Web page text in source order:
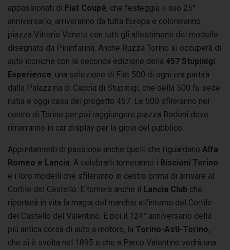
appassionati di Fiat Coupé, che festeggia il suo 25°
anniversario, arriveranno da tutta Europa e coloreranno
piazza Vittorio Veneto con tutti gli allestimenti del modello
disegnato da Pininfarina. Anche Ruzza Torino si occuperà di
auto iconiche con la seconda edizione della 457 Stupinigi
Experience: una selezione di Fiat 500 di ogni era partirà
dalla Palazzina di Caccia di Stupinigi, che della 500 fu sede
natia e oggi casa del progetto 457. Le 500 sfileranno nel
centro di Torino per poi raggiungere piazza Bodoni dove
rimarranno in car display per la gioia del pubblico.
Appuntamenti di passione anche quelli che riguardano Alfa
Romeo e Lancia . A celebrarli torneranno i Biscioni Torino
e i loro modelli che sfileranno in centro prima di arrivare al
Cortile del Castello. E tornerà anche il Lancia Club che
riporterà in vita la magia del marchio all’interno del Cortile
del Castello del Valentino. E poi il 124° anniversario della
più antica corsa di auto a motore, la Torino-Asti-Torino,
che si è svolta nel 1895 e che a Parco Valentino vedrà una